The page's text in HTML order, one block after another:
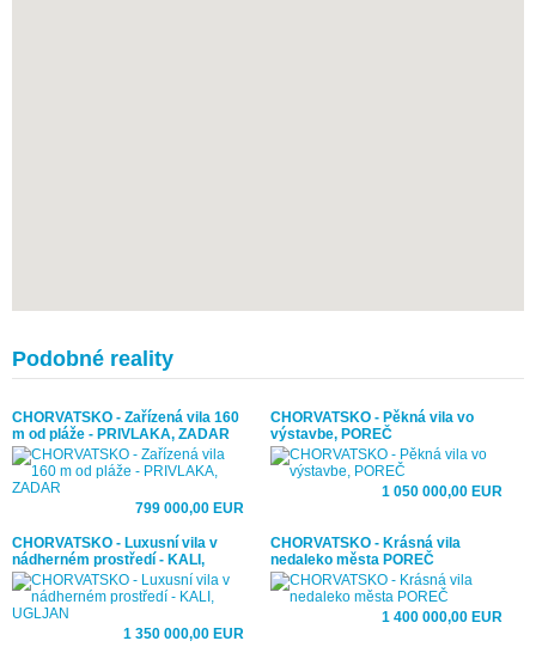
Podobné reality
CHORVATSKO - Zařízená vila 160
m od pláže - PRIVLAKA, ZADAR
799 000,00 EUR
CHORVATSKO - Pěkná vila vo
výstavbe, POREČ
1 050 000,00 EUR
CHORVATSKO - Luxusní vila v
nádherném prostředí - KALI,
UGLJAN
1 350 000,00 EUR
CHORVATSKO - Krásná vila
nedaleko města POREČ
1 400 000,00 EUR